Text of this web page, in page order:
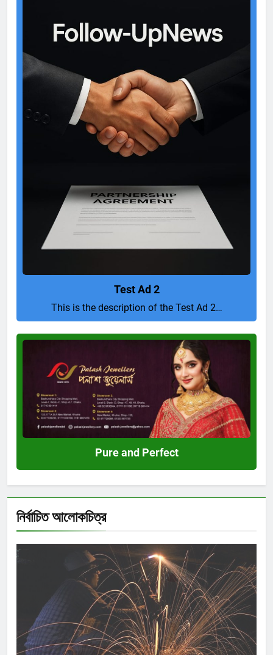
Test Ad 2
This is the description of the Test Ad 2…
Pure and Perfect
নির্বাচিত আলোকচিত্র